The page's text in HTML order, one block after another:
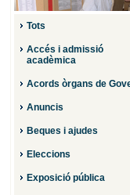
Tots
Accés i admissió
acadèmica
Acords òrgans de
Anuncis
Beques i ajudes
Eleccions
Exposició pública